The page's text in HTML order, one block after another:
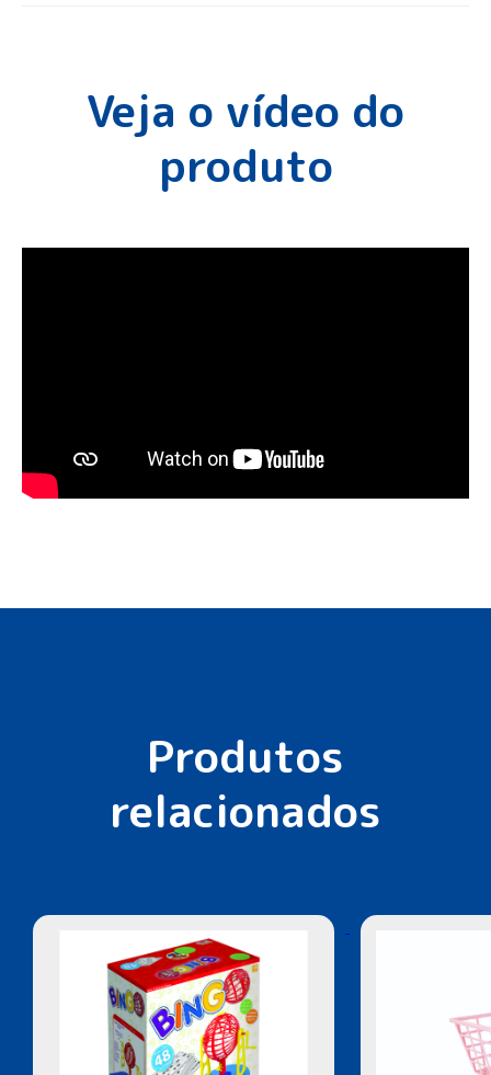
Veja o vídeo do
produto
Produtos
relacionados